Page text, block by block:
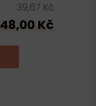
39,67 Kč
48,00 Kč